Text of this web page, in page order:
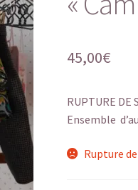
45,00€
RUPTURE DE
Ensemble
Rupture